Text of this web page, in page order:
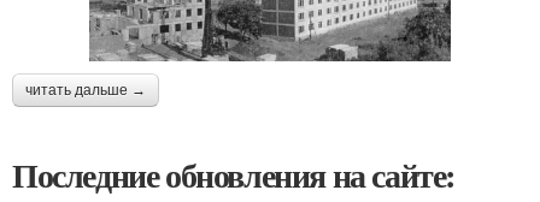
читать дальше →
Последние обновления на сайте: